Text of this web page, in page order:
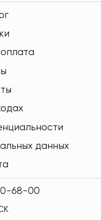
данных
68-00